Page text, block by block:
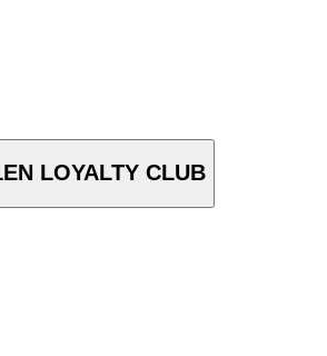
LOYALTY CLUB